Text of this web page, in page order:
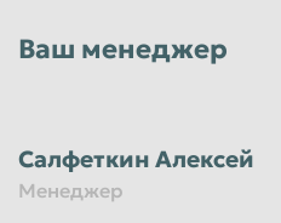
Ваш менеджер
Салфеткин Алексей
Менеджер